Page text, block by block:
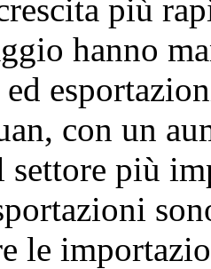
più
hanno
con un
più
le